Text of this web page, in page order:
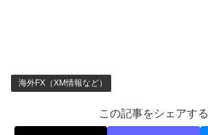
海外FX（XM情報など）
この記事をシェアする